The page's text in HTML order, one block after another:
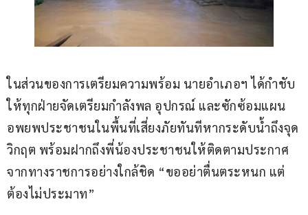
ในส่วนของการเตรียมความพร้อม นายอำเภอฯ ได้กำชับ
ให้ทุกฝ่ายจัดเตรียมกำลังพล อุปกรณ์ และซักซ้อมแผน
อพยพประชาชนในพื้นที่เสี่ยงภัยทันทีหากระดับน้ำถึงจุด
วิกฤต พร้อมฝากถึงพี่น้องประชาชนให้ติดตามประกาศ
จากทางราชการอย่างใกล้ชิด “ขออย่าตื่นตระหนก แต่
ต้องไม่ประมาท”